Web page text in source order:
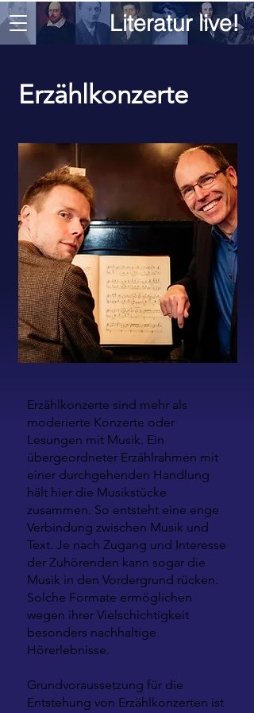
Literatur live!
Erzählkonzerte
Erzählkonzerte sind mehr als
moderierte Konzerte oder
Lesungen mit Musik. Ein
übergeordneter Erzählrahmen mit
einer durchgehenden Handlung
hält hier die Musikstücke
zusammen. So entsteht eine enge
Verbindung zwischen Musik und
Text. Je nach Zugang und Interesse
der Zuhörenden kann sogar die
Musik in den Vordergrund rücken.
Solche Formate ermöglichen
wegen ihrer Vielschichtigkeit
besonders nachhaltige
Hörerlebnisse.
Grundvoraussetzung für die
Entstehung von Erzählkonzerten ist